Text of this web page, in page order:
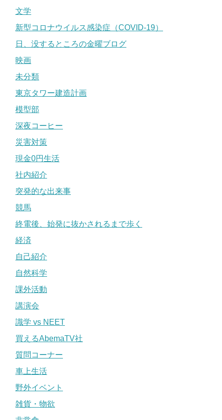
文学
新型コロナウイルス感染症（COVID-19）
日、没するところの金曜ブログ
映画
未分類
東京タワー建造計画
模型部
深夜コーヒー
災害対策
現金0円生活
社内紹介
突発的な出来事
競馬
終電後、始発に抜かされるまで歩く
経済
自己紹介
自然科学
課外活動
講演会
識学 vs NEET
買えるAbemaTV社
質問コーナー
車上生活
野外イベント
雑貨・物欲